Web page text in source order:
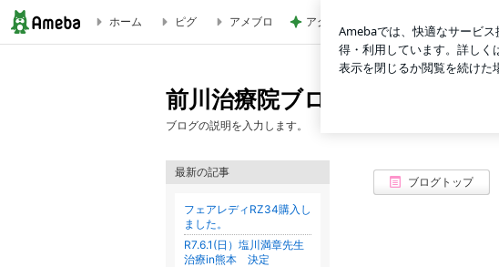
ホーム ピグ アメブロ アグネス 泳ぎに来る孫と会う予定
前川治療院ブログ2
ブログの説明を入力します。
ブログトップ
最新の記事
フェアレディRZ34購入し
ました。
R7.6.1(日）塩川満章先生
治療in熊本 決定